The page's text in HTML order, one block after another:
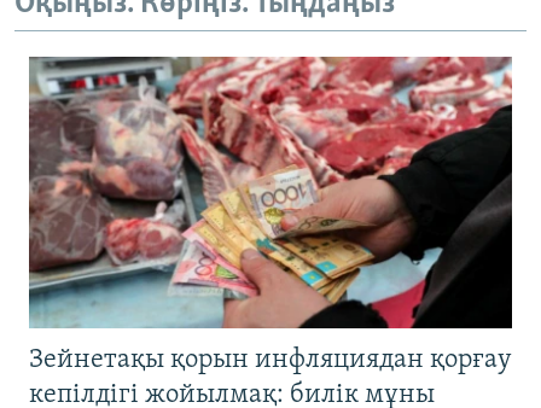
Зейнетақы қорын инфляциядан қорғау
кепілдігі жойылмақ: билік мұны